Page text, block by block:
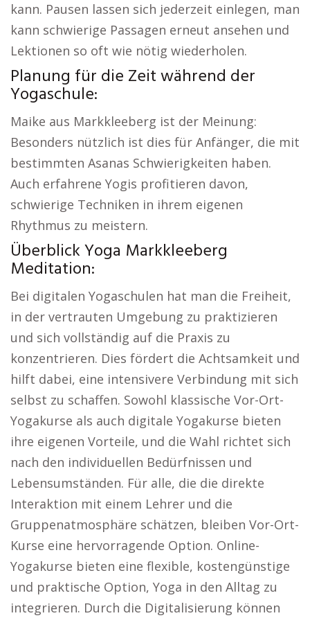
kann. Pausen lassen sich jederzeit einlegen, man
kann schwierige Passagen erneut ansehen und
Lektionen so oft wie nötig wiederholen.
Planung für die Zeit während der
Yogaschule:
Maike aus Markkleeberg ist der Meinung:
Besonders nützlich ist dies für Anfänger, die mit
bestimmten Asanas Schwierigkeiten haben.
Auch erfahrene Yogis profitieren davon,
schwierige Techniken in ihrem eigenen
Rhythmus zu meistern.
Überblick Yoga Markkleeberg
Meditation:
Bei digitalen Yogaschulen hat man die Freiheit,
in der vertrauten Umgebung zu praktizieren
und sich vollständig auf die Praxis zu
konzentrieren. Dies fördert die Achtsamkeit und
hilft dabei, eine intensivere Verbindung mit sich
selbst zu schaffen. Sowohl klassische Vor-Ort-
Yogakurse als auch digitale Yogakurse bieten
ihre eigenen Vorteile, und die Wahl richtet sich
nach den individuellen Bedürfnissen und
Lebensumständen. Für alle, die die direkte
Interaktion mit einem Lehrer und die
Gruppenatmosphäre schätzen, bleiben Vor-Ort-
Kurse eine hervorragende Option. Online-
Yogakurse bieten eine flexible, kostengünstige
und praktische Option, Yoga in den Alltag zu
integrieren. Durch die Digitalisierung können